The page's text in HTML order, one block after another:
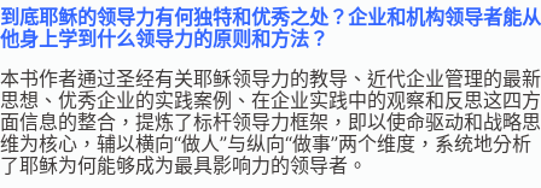
到底耶稣的领导力有何独特和优秀之处？企业和机构领导者能从
他身上学到什么领导力的原则和方法？
本书作者通过圣经有关耶稣领导力的教导、近代企业管理的最新
思想、优秀企业的实践案例、在企业实践中的观察和反思这四方
面信息的整合，提炼了标杆领导力框架，即以使命驱动和战略思
维为核心，辅以横向“做人”与纵向“做事”两个维度，系统地分析
了耶稣为何能够成为最具影响力的领导者。